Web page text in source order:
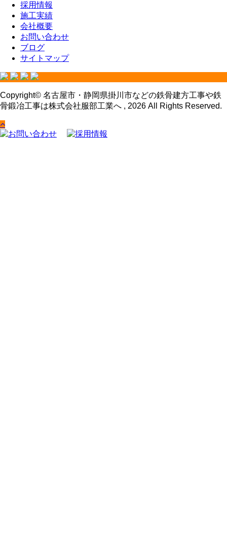
採用情報
施工実績
会社概要
お問い合わせ
ブログ
サイトマップ
Copyright© 名古屋市・静岡県掛川市などの鉄骨建方工事や鉄
骨鍛冶工事は株式会社服部工業へ , 2026 All Rights Reserved.